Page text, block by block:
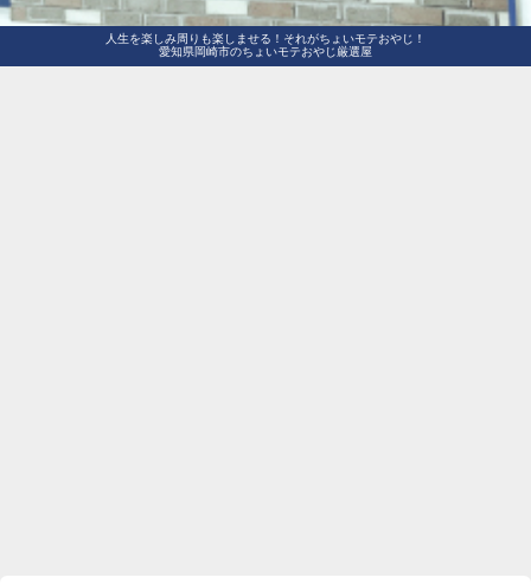
人生を楽しみ周りも楽しませる！それがちょいモテおやじ！
愛知県岡崎市のちょいモテおやじ厳選屋